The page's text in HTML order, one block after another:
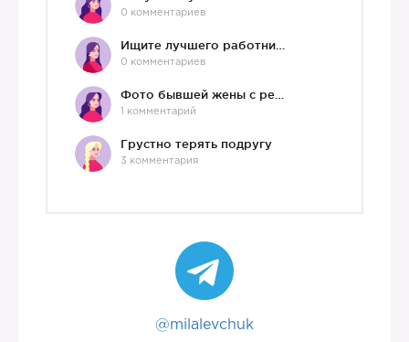
0 комментариев
0 комментариев
1 комментарий
Грустно терять подругу
3 комментария
@milalevchuk